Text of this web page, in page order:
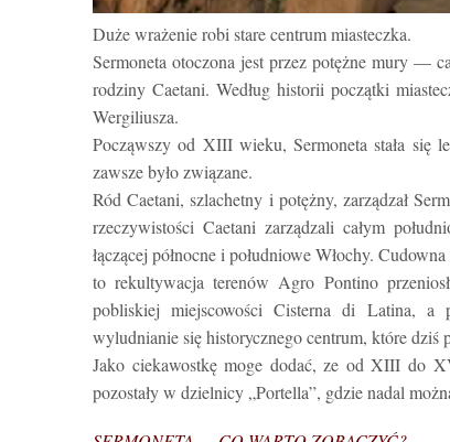
Duże wrażenie robi stare centrum miasteczka.
Sermoneta otoczona jest przez potężne mury —
rodziny Caetani. Według historii początki
Wergiliusza.
Począwszy od XIII wieku, Sermoneta stała się
zawsze było związane.
Ród Caetani, szlachetny i potężny, zarządzał
rzeczywistości Caetani zarządzali całym
łączącej północne i południowe Włochy.
to rekultywacja terenów Agro Pontino
pobliskiej miejscowości Cisterna di Latina, a
wyludnianie się historycznego centrum, które dziś
Jako ciekawostkę moge dodać, ze od XIII do
pozostały w dzielnicy „Portella”, gdzie nadal